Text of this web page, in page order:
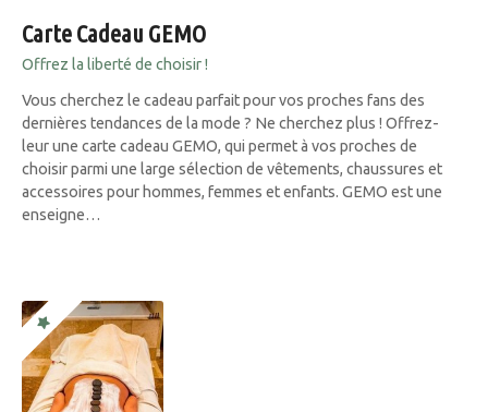
Carte Cadeau GEMO
Offrez la liberté de choisir !
Vous cherchez le cadeau parfait pour vos proches fans des
dernières tendances de la mode ? Ne cherchez plus ! Offrez-
leur une carte cadeau GEMO, qui permet à vos proches de
choisir parmi une large sélection de vêtements, chaussures et
accessoires pour hommes, femmes et enfants. GEMO est une
enseigne…